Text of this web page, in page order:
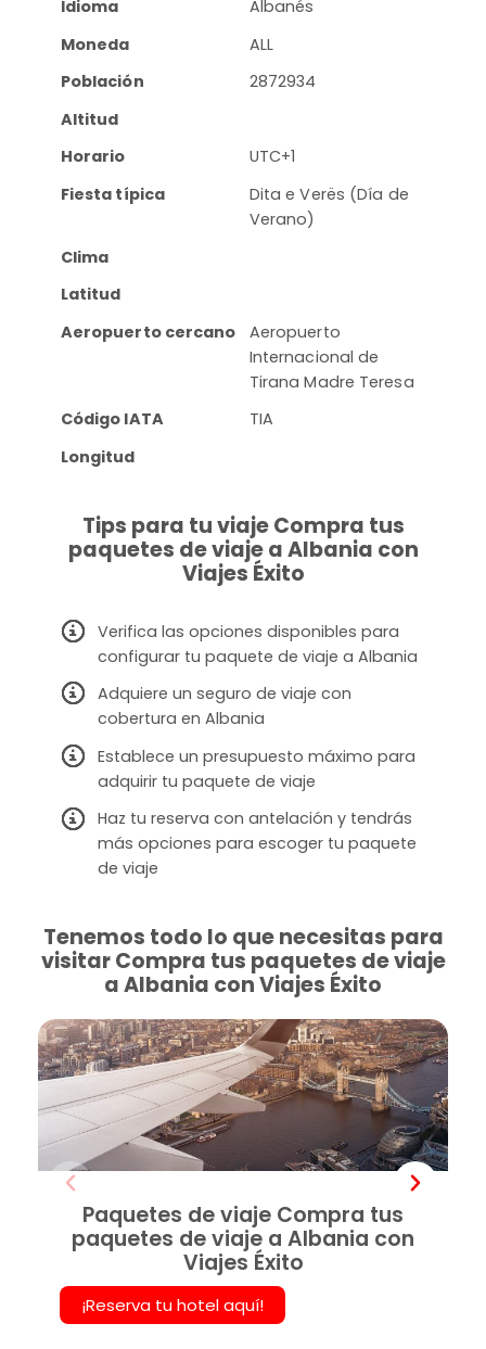
Idioma
Albanés
Moneda
ALL
Población
2872934
Altitud
Horario
UTC+1
Fiesta típica
Dita e Verës (Día de
Verano)
Clima
Latitud
Aeropuerto cercano
Aeropuerto
Internacional de
Tirana Madre Teresa
Código IATA
TIA
Longitud
Tips para tu viaje Compra tus
paquetes de viaje a Albania con
Viajes Éxito
Verifica las opciones disponibles para
configurar tu paquete de viaje a Albania
Adquiere un seguro de viaje con
cobertura en Albania
Establece un presupuesto máximo para
adquirir tu paquete de viaje
Haz tu reserva con antelación y tendrás
más opciones para escoger tu paquete
de viaje
Tenemos todo lo que necesitas para
visitar Compra tus paquetes de viaje
a Albania con Viajes Éxito
Paquetes de viaje Compra tus
paquetes de viaje a Albania con
Viajes Éxito
¡Reserva tu hotel aquí!